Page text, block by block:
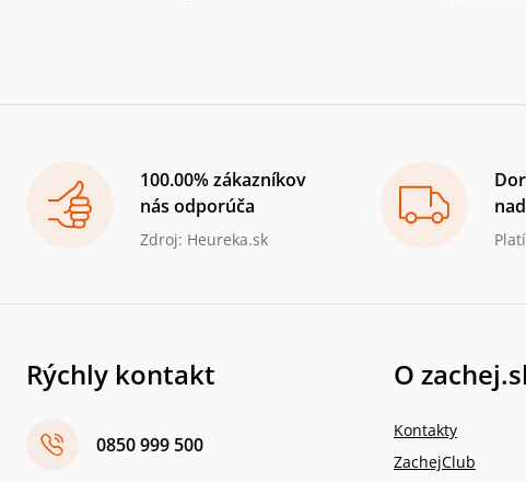
100.00% zákazníkov
nás odporúča
Zdroj: Heureka.sk
Rýchly kontakt
0850 999 500
O
Kontakty
ZachejClub